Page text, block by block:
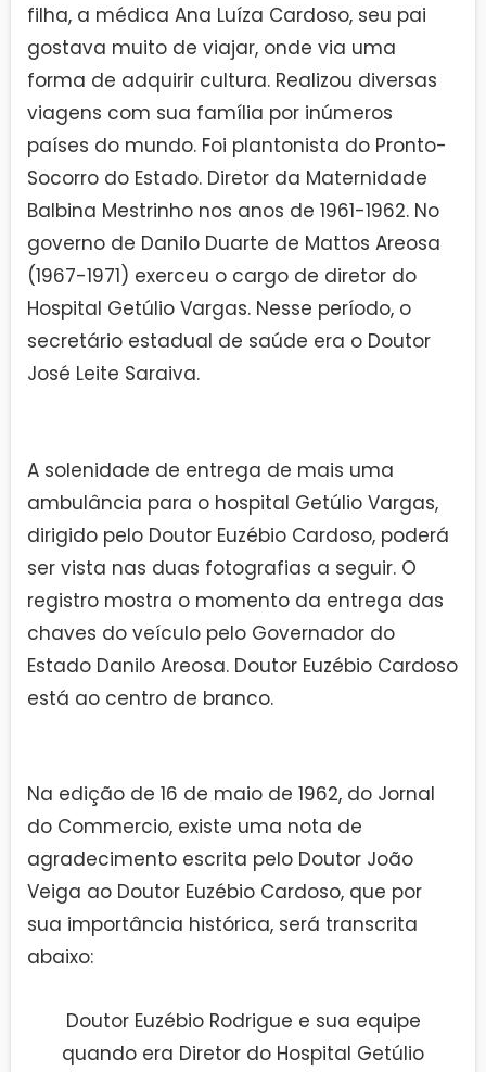
filha, a médica Ana Luíza Cardoso, seu pai
gostava muito de viajar, onde via uma
forma de adquirir cultura. Realizou diversas
viagens com sua família por inúmeros
países do mundo. Foi plantonista do Pronto-
Socorro do Estado. Diretor da Maternidade
Balbina Mestrinho nos anos de 1961-1962. No
governo de Danilo Duarte de Mattos Areosa
(1967-1971) exerceu o cargo de diretor do
Hospital Getúlio Vargas. Nesse período, o
secretário estadual de saúde era o Doutor
José Leite Saraiva.
A solenidade de entrega de mais uma
ambulância para o hospital Getúlio Vargas,
dirigido pelo Doutor Euzébio Cardoso, poderá
ser vista nas duas fotografias a seguir. O
registro mostra o momento da entrega das
chaves do veículo pelo Governador do
Estado Danilo Areosa. Doutor Euzébio Cardoso
está ao centro de branco.
Na edição de 16 de maio de 1962, do Jornal
do Commercio, existe uma nota de
agradecimento escrita pelo Doutor João
Veiga ao Doutor Euzébio Cardoso, que por
sua importância histórica, será transcrita
abaixo:
Doutor Euzébio Rodrigue e sua equipe
quando era Diretor do Hospital Getúlio